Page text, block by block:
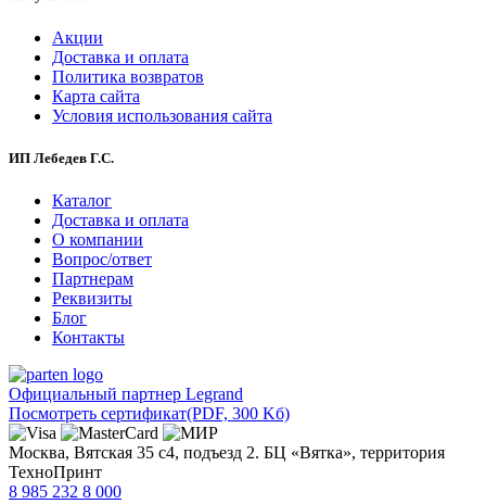
Акции
Доставка и оплата
Политика возвратов
Карта сайта
Условия использования сайта
ИП Лебедев Г.С.
Каталог
Доставка и оплата
О компании
Вопрос/ответ
Партнерам
Реквизиты
Блог
Контакты
Официальный партнер Legrand
Посмотреть сертификат(PDF, 300 Kб)
Москва, Вятская 35 с4, подъезд 2. БЦ «Вятка», территория
ТехноПринт
8 985 232 8 000